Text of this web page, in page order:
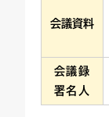
会議資料
会議録
署名人